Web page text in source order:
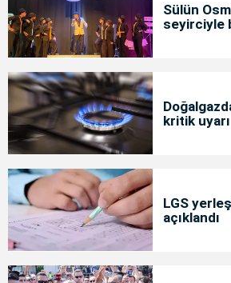
Sülün
seyirciyle
kritik uyarı
LGS
açıklandı